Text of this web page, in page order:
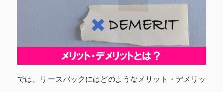
では、リースバックにはどのようなメリット・デメリッ